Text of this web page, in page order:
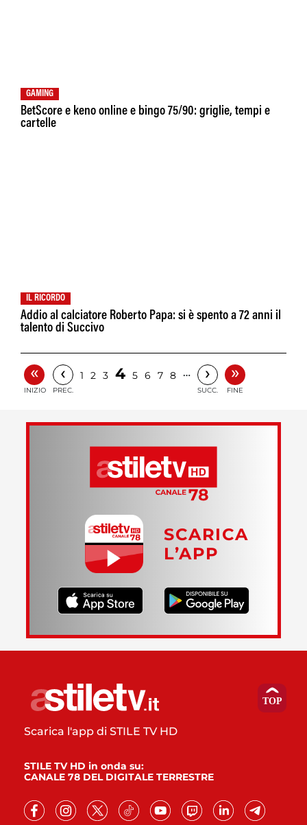
GAMING
BetScore e keno online e bingo 75/90: griglie, tempi e
cartelle
IL RICORDO
Addio al calciatore Roberto Papa: si è spento a 72 anni il
talento di Succivo
«
INIZIO
‹
PREC.
1 2 3 4 5 6 7 8 … ›
SUCC.
»
FINE
SCARICA
L’APP
Scarica l'app di STILE TV HD
STILE TV HD in onda su:
CANALE 78 DEL DIGITALE TERRESTRE